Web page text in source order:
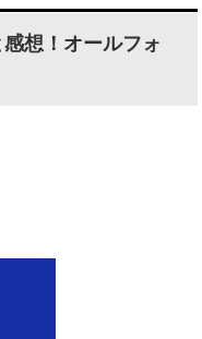
想！オールフォ